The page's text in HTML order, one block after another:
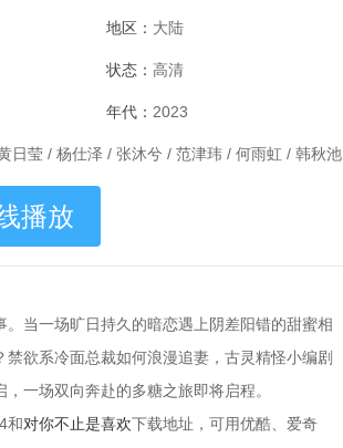
地区： 大陆
状态： 高清
年代： 2023
日莹 / 杨仕泽 / 张沐兮 / 范津玮 / 何雨虹 / 韩秋池
播放
当一场旷日持久的暗恋遇上阴差阳错的甜蜜相
欲系冷面总裁如何浪漫追妻，古灵精怪小编剧
一场双向奔赴的多糖之旅即将启程。
和对你不止是喜欢下载地址，可用优酷、爱奇